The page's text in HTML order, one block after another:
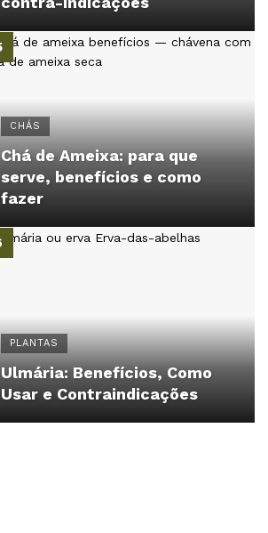
CHÁS
Chá de Ameixa: para que
serve, benefícios e como
fazer
PLANTAS
Ulmária: Benefícios, Como
Usar e Contraindicações